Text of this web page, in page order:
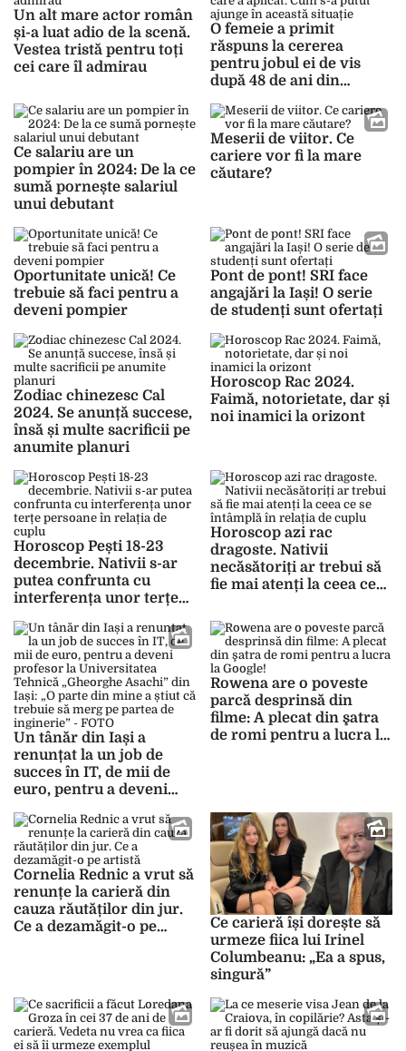
Un alt mare actor român
și-a luat adio de la scenă.
Vestea tristă pentru toți
cei care îl admirau
O femeie a primit
răspuns la cererea
pentru jobul ei de vis
după 48 de ani din
aplicat. Cum s-a putut
ajunge în această situație
Ce salariu are un
pompier în 2024: De la ce
sumă pornește salariul
unui debutant
Meserii de viitor. Ce
cariere vor fi la mare
căutare?
Oportunitate unică! Ce
trebuie să faci pentru a
deveni pompier
Pont de pont! SRI face
angajări la Iași! O serie
de studenți sunt ofertați
Zodiac chinezesc Cal
2024. Se anunță succese,
însă și multe sacrificii pe
anumite planuri
Horoscop Rac 2024.
Faimă, notorietate, dar și
noi inamici la orizont
Horoscop Pești 18-23
decembrie. Nativii s-ar
putea confrunta cu
interferența unor terțe
cuplu
Horoscop azi rac
dragoste. Nativii
necăsătoriți ar trebui să
fie mai atenți la ceea ce
cuplu
Un tânăr din Iași a
renunțat la un job de
succes în IT, de mii de
euro, pentru a deveni
Tehnică „Gheorghe
Asachi” din Iași: „O parte
din mine a știut că
trebuie să merg pe
partea de inginerie” –
FOTO
Rowena are o poveste
parcă desprinsă din
filme: A plecat din şatra
de romi pentru a lucra la
Cornelia Rednic a vrut să
renunțe la carieră din
cauza răutăților din jur.
Ce a dezamăgit-o pe
Ce carieră își dorește să
urmeze fiica lui Irinel
Columbeanu: „Ea a spus,
singură”